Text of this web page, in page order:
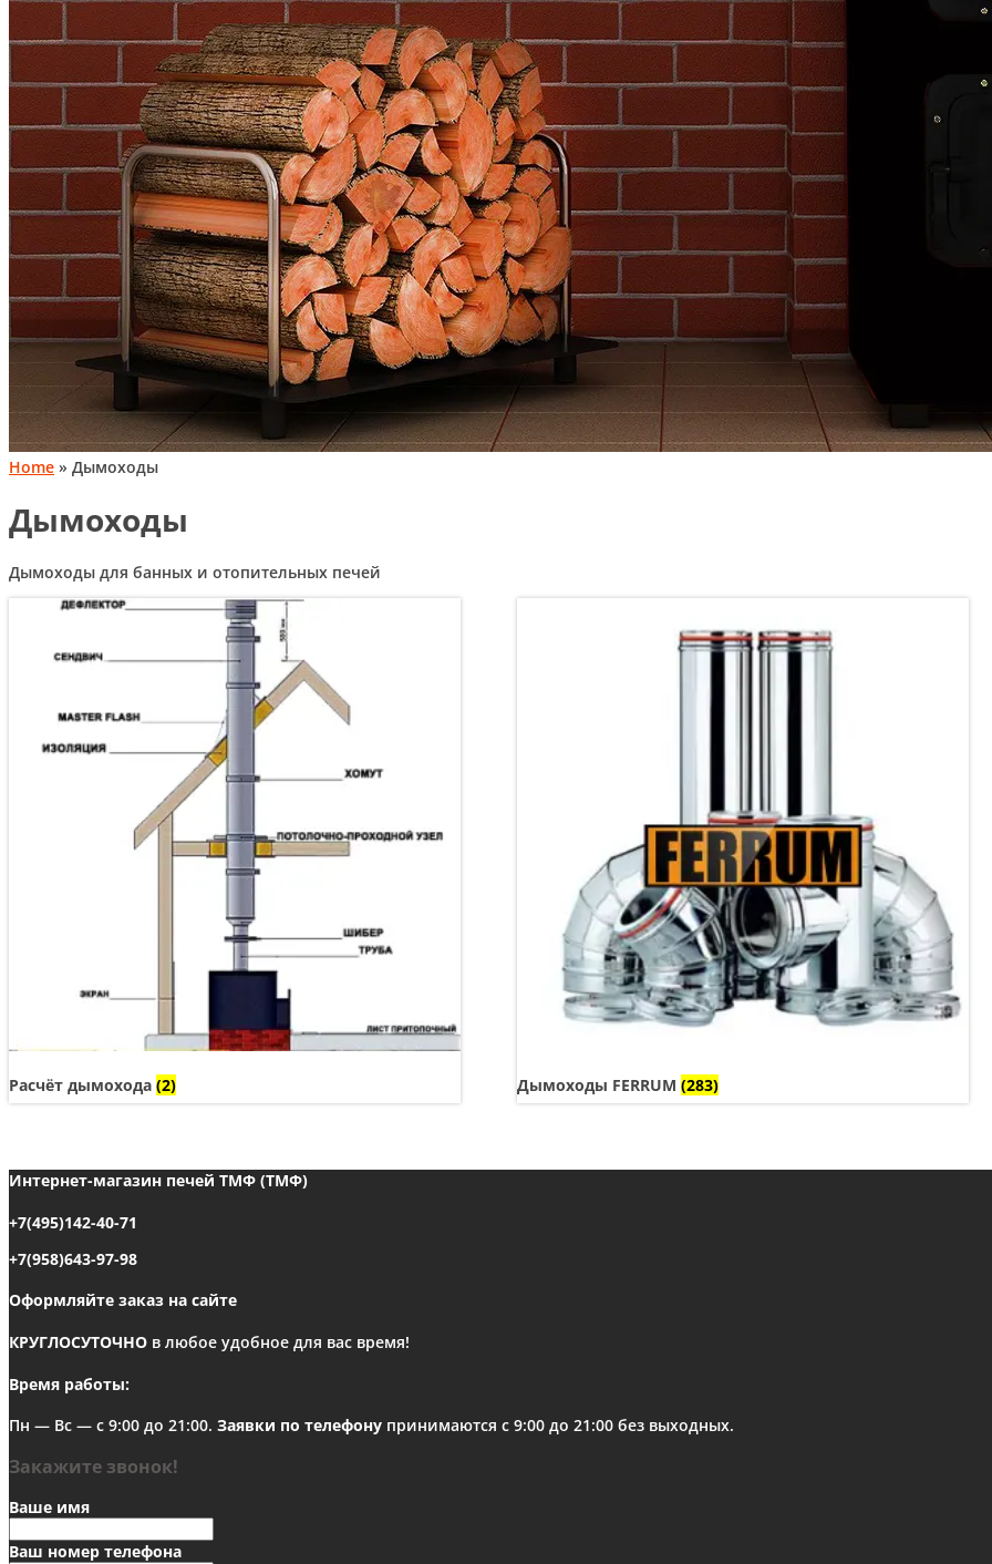
Home » Дымоходы
Дымоходы
Дымоходы для банных и отопительных печей
Расчёт дымохода (2) Дымоходы FERRUM (283)
Интернет-магазин печей ТМФ (ТМФ)
+7(495)142-40-71
+7(958)643-97-98
Оформляйте заказ на сайте
КРУГЛОСУТОЧНО в любое удобное для вас время!
Время работы:
Пн — Вс — с 9:00 до 21:00. Заявки по телефону принимаются с 9:00 до 21:00 без выходных.
Закажите звонок!
Ваше имя
Ваш номер телефона